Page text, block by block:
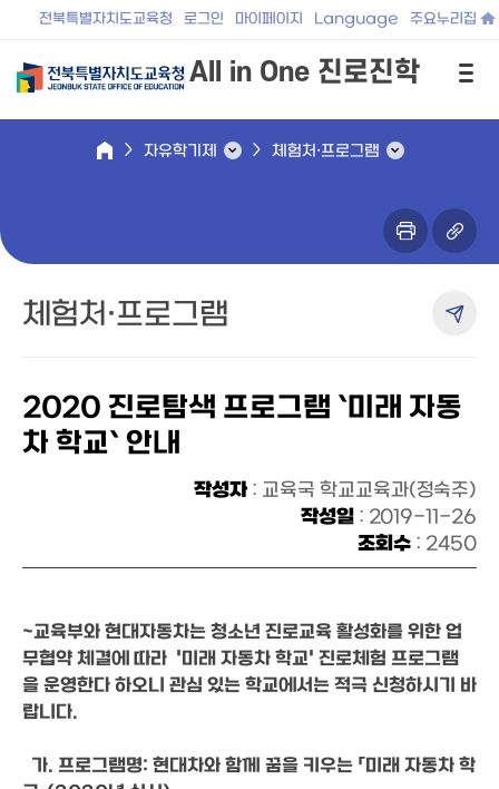
전북특별자치도교육청 로그인 마이페이지 Language 주요누리집
All in One 진로진학
자유학기제 체험처·프로그램
체험처·프로그램
2020 진로탐색 프로그램 `미래 자동
차 학교` 안내
작성자: 교육국 학교교육과(정숙주)
작성일 : 2019-11-26
조회수 : 2450
~교육부와 현대자동차는 청소년 진로교육 활성화를 위한 업
무협약 체결에 따라  '미래 자동차 학교' 진로체험 프로그램
을 운영한다 하오니 관심 있는 학교에서는 적극 신청하시기 바
랍니다.
가. 프로그램명: 현대차와 함께 꿈을 키우는 「미래 자동차 학